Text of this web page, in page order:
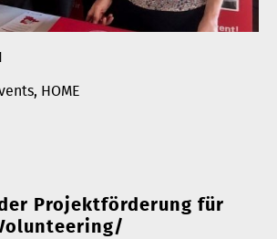
, HOME
Projektförderung für